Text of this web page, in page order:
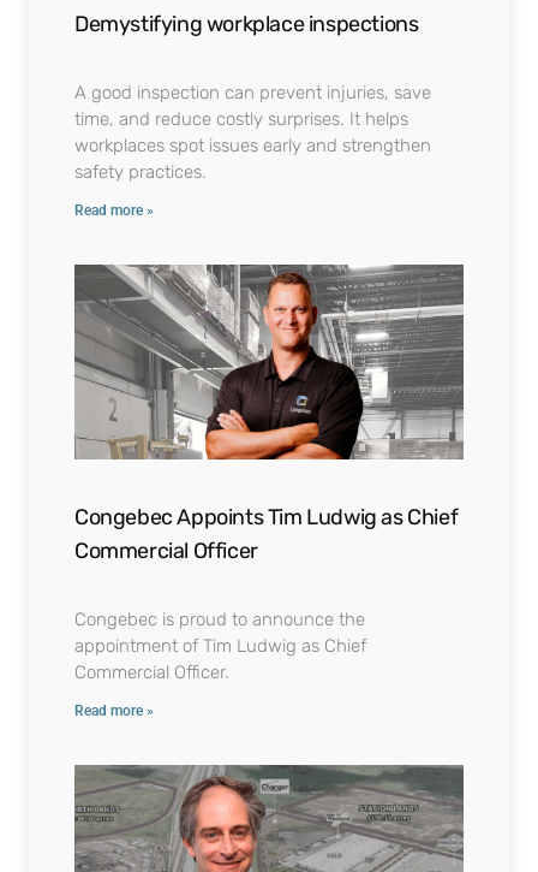
Demystifying workplace inspections
A good inspection can prevent injuries, save
time, and reduce costly surprises. It helps
workplaces spot issues early and strengthen
safety practices.
Read more »
Congebec Appoints Tim Ludwig as Chief
Commercial Officer
Congebec is proud to announce the
appointment of Tim Ludwig as Chief
Commercial Officer.
Read more »